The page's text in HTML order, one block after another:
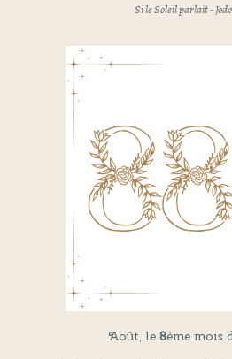
Si le Soleil parlait -
Août, le 8ème mois